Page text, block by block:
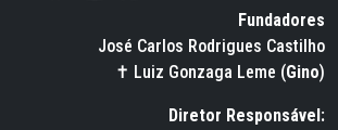
Fundadores
José Carlos Rodrigues Castilho
✝ Luiz Gonzaga Leme (Gino)
Diretor Responsável: